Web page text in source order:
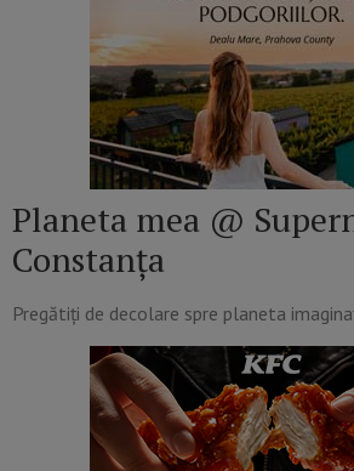
Planeta mea @
Constanța
Pregătiți de decolare spre planeta